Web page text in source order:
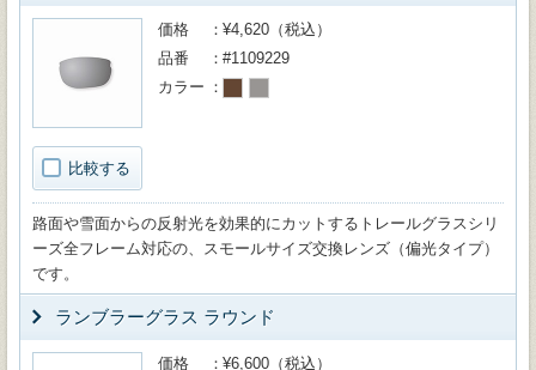
比較する
価格
¥4,620（税込）
品番
#1109229
カラー
路面や雪面からの反射光を効果的にカットするトレールグラスシリ
ーズ全フレーム対応の、スモールサイズ交換レンズ（偏光タイプ）
です。
ランブラーグラス ラウンド
価格 ¥6,600（税込）